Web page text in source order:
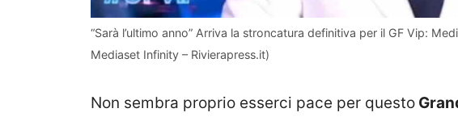
“Sarà l’ultimo anno” Arriva la stroncatura definitiva per il GF Vip:
Mediaset Infinity – Rivierapress.it)
Non sembra proprio esserci pace per questo